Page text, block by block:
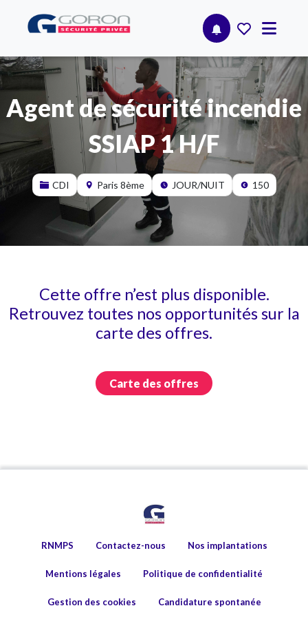
Agent de sécurité incendie
SSIAP 1 H/F
CDI Paris 8ème JOUR/NUIT 150
Cette offre n’est plus disponible.
Retrouvez toutes nos opportunités sur la
carte des offres.
Carte des offres
RNMPS Contactez-nous Nos implantations
Mentions légales Politique de confidentialité
Gestion des cookies Candidature spontanée